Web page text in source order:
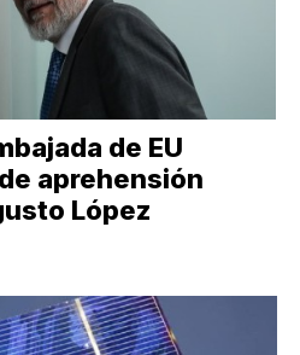
de EU
aprehensión
López